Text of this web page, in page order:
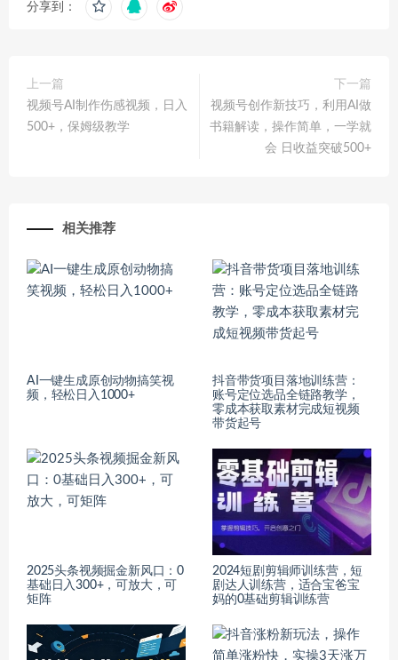
分享到：
上一篇
视频号AI制作伤感视频，日入
500+，保姆级教学
下一篇
视频号创作新技巧，利用AI做
书籍解读，操作简单，一学就
会 日收益突破500+
相关推荐
AI一键生成原创动物搞笑视
频，轻松日入1000+
抖音带货项目落地训练营：
账号定位选品全链路教学，
零成本获取素材完成短视频
带货起号
2025头条视频掘金新风口：0
基础日入300+，可放大，可
矩阵
2024短剧剪辑师训练营，短
剧达人训练营，适合宝爸宝
妈的0基础剪辑训练营